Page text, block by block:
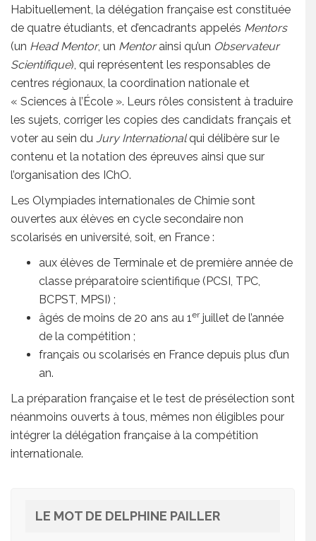
Habituellement, la délégation française est constituée
de quatre étudiants, et d’encadrants appelés Mentors
(un Head Mentor, un Mentorainsi qu’un Observateur
Scientifique), qui représentent les responsables de
centres régionaux, la coordination nationale et
« Sciences à l’École ». Leurs rôles consistent à traduire
les sujets, corriger les copies des candidats français et
voter au sein du Jury Internationalqui délibère sur le
contenu et la notation des épreuves ainsi que sur
l’organisation des IChO.
Les Olympiades internationales de Chimie sont
ouvertes aux élèves en cycle secondaire non
scolarisés en université, soit, en France :
aux élèves de Terminale et de première année de
classe préparatoire scientifique (PCSI, TPC,
BCPST, MPSI) ;
âgés de moins de 20 ans au 1erjuillet de l’année
de la compétition ;
français ou scolarisés en France depuis plus d’un
an.
La préparation française et le test de présélection sont
néanmoins ouverts à tous, mêmes non éligibles pour
intégrer la délégation française à la compétition
internationale.
LE MOT DE DELPHINE PAILLER